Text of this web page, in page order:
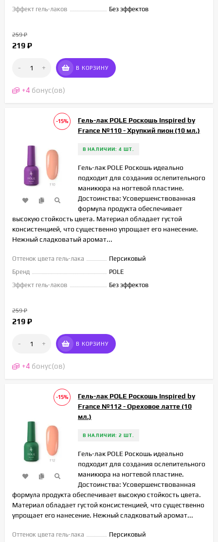
Эффект гель-лаков
Без эффектов
259₽
219 ₽
- + В КОРЗИНУ
+4 бонус(ов)
-15%
Гель-лак POLE Роскошь Inspired by
France №110 - Хрупкий пион (10 мл.)
В НАЛИЧИИ: 4 ШТ.
Гель-лак POLE Роскошь идеально
подходит для создания ослепительного
маникюра на ногтевой пластине.
Достоинства: Усовершенствованная
формула продукта обеспечивает
высокую стойкость цвета. Материал обладает густой
консистенцией, что существенно упрощает его нанесение.
Нежный сладковатый аромат...
Оттенок цвета гель-лака
Персиковый
Бренд
POLE
Эффект гель-лаков
Без эффектов
259₽
219 ₽
- + В КОРЗИНУ
+4 бонус(ов)
-15%
Гель-лак POLE Роскошь Inspired by
France №112 - Ореховое латте (10
мл.)
В НАЛИЧИИ: 2 ШТ.
Гель-лак POLE Роскошь идеально
подходит для создания ослепительного
маникюра на ногтевой пластине.
Достоинства: Усовершенствованная
формула продукта обеспечивает высокую стойкость цвета.
Материал обладает густой консистенцией, что существенно
упрощает его нанесение. Нежный сладковатый аромат...
Оттенок цвета гель-лака
Персиковый